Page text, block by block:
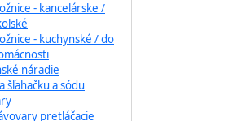
- kancelárske /
- kuchynské / do
náradie
šľahačku a sódu
pretláčacie